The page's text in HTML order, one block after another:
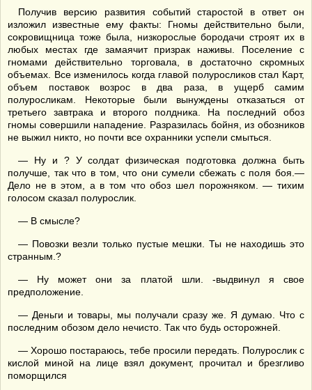
Получив версию развития событий старостой в ответ он
изложил известные ему факты: Гномы действительно были,
сокровищница тоже была, низкорослые бородачи строят их в
любых местах где замаячит призрак наживы. Поселение с
гномами действительно торговала, в достаточно скромных
объемах. Все изменилось когда главой полуросликов стал Карт,
объем поставок возрос в два раза, в ущерб самим
полуросликам. Некоторые были вынуждены отказаться от
третьего завтрака и второго полдника. На последний обоз
гномы совершили нападение. Разразилась бойня, из обозников
не выжил никто, но почти все охранники успели смыться.
— Ну и ? У солдат физическая подготовка должна быть
получше, так что в том, что они сумели сбежать с поля боя.—
Дело не в этом, а в том что обоз шел порожняком. — тихим
голосом сказал полурослик.
— В смысле?
— Повозки везли только пустые мешки. Ты не находишь это
странным.?
— Ну может они за платой шли. -выдвинул я свое
предположение.
— Деньги и товары, мы получали сразу же. Я думаю. Что с
последним обозом дело нечисто. Так что будь осторожней.
— Хорошо постараюсь, тебе просили передать. Полурослик с
кислой миной на лице взял документ, прочитал и брезгливо
поморщился